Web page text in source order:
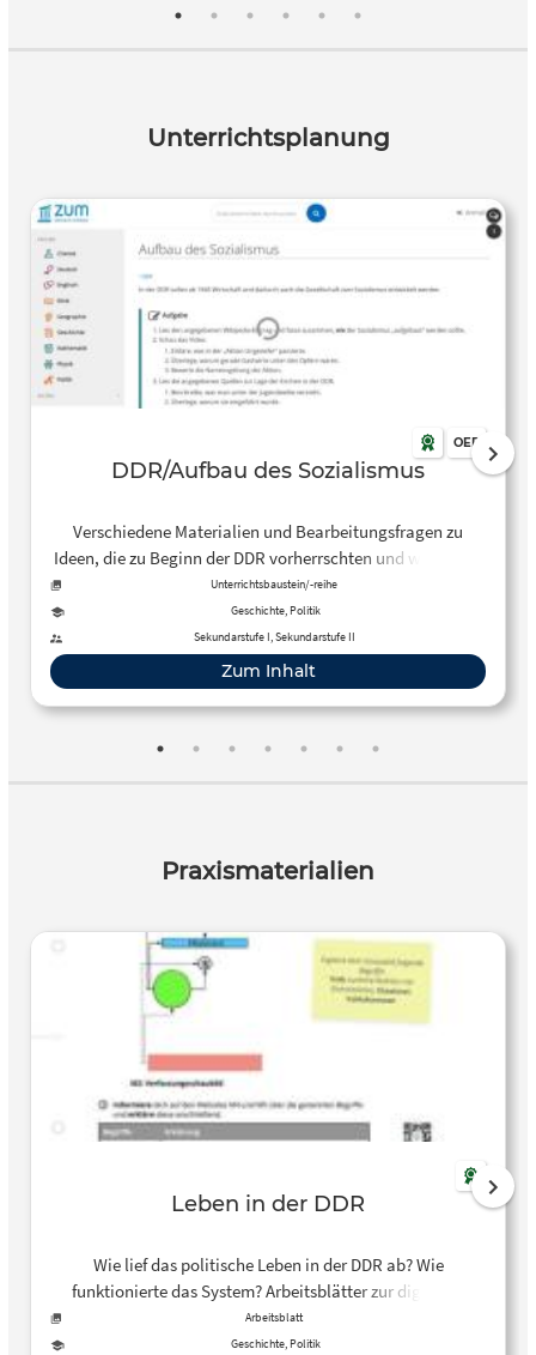
Unterrichtsplanung
OER
DDR/Aufbau des Sozialismus
Verschiedene Materialien und Bearbeitungsfragen zu
Ideen, die zu Beginn der DDR vorherrschten und wie sie ins
Werk gesetzt werden sollten.
Unterrichtsbaustein/-reihe
Geschichte, Politik
Sekundarstufe I, Sekundarstufe II
Zum Inhalt
Praxismaterialien
Leben in der DDR
Wie lief das politische Leben in der DDR ab? Wie
funktionierte das System? Arbeitsblätter zur digitalen
Partnerarbeit.
Arbeitsblatt
Geschichte, Politik